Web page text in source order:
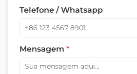
Telefone / Whatsapp
Mensagem *